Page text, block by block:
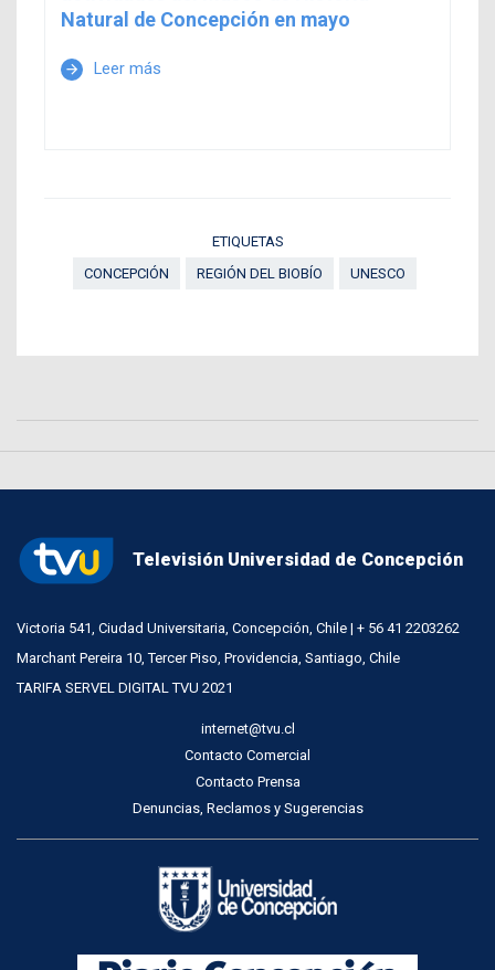
Natural de Concepción en mayo
arrow_forward Leer más
ETIQUETAS
CONCEPCIÓN
REGIÓN DEL BIOBÍO UNESCO
Televisión Universidad de Concepción
Victoria 541, Ciudad Universitaria, Concepción, Chile | + 56 41 2203262
Marchant Pereira 10, Tercer Piso, Providencia, Santiago, Chile
TARIFA SERVEL DIGITAL TVU 2021
internet@tvu.cl
Contacto Comercial
Contacto Prensa
Denuncias, Reclamos y Sugerencias